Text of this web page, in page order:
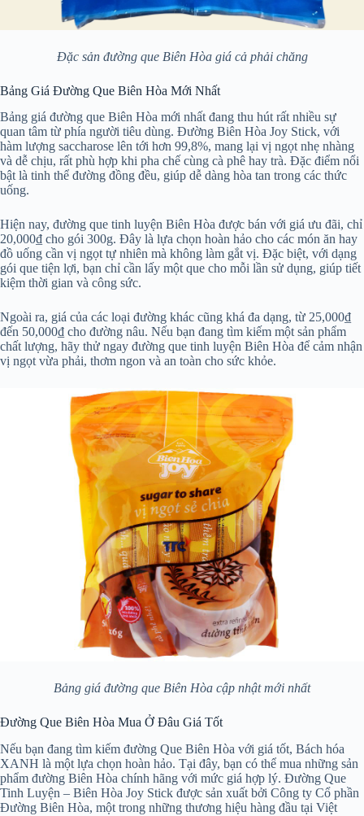
Đặc sản đường que Biên Hòa giá cả phải chăng
Bảng Giá Đường Que Biên Hòa Mới Nhất
Bảng giá đường que Biên Hòa mới nhất đang thu hút rất nhiều sự
quan tâm từ phía người tiêu dùng. Đường Biên Hòa Joy Stick, với
hàm lượng saccharose lên tới hơn 99,8%, mang lại vị ngọt nhẹ nhàng
và dễ chịu, rất phù hợp khi pha chế cùng cà phê hay trà. Đặc điểm nổi
bật là tinh thể đường đồng đều, giúp dễ dàng hòa tan trong các thức
uống.
Hiện nay, đường que tinh luyện Biên Hòa được bán với giá ưu đãi, chỉ
20,000₫ cho gói 300g. Đây là lựa chọn hoàn hảo cho các món ăn hay
đồ uống cần vị ngọt tự nhiên mà không làm gắt vị. Đặc biệt, với dạng
gói que tiện lợi, bạn chỉ cần lấy một que cho mỗi lần sử dụng, giúp tiết
kiệm thời gian và công sức.
Ngoài ra, giá của các loại đường khác cũng khá đa dạng, từ 25,000₫
đến 50,000₫ cho đường nâu. Nếu bạn đang tìm kiếm một sản phẩm
chất lượng, hãy thử ngay đường que tinh luyện Biên Hòa để cảm nhận
vị ngọt vừa phải, thơm ngon và an toàn cho sức khỏe.
Bảng giá đường que Biên Hòa cập nhật mới nhất
Đường Que Biên Hòa Mua Ở Đâu Giá Tốt
Nếu bạn đang tìm kiếm đường Que Biên Hòa với giá tốt, Bách hóa
XANH là một lựa chọn hoàn hảo. Tại đây, bạn có thể mua những sản
phẩm đường Biên Hòa chính hãng với mức giá hợp lý. Đường Que
Tinh Luyện – Biên Hòa Joy Stick được sản xuất bởi Công ty Cổ phần
Đường Biên Hòa, một trong những thương hiệu hàng đầu tại Việt